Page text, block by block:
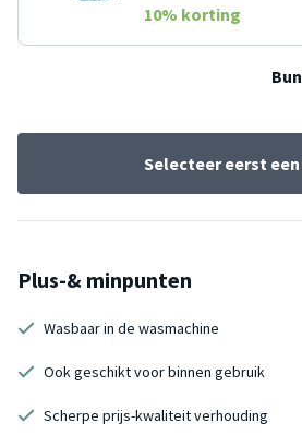
10% korting
Selecteer eerst
Plus-& minpunten
Wasbaar in de wasmachine
Ook geschikt voor binnen gebruik
Scherpe prijs-kwaliteit verhouding